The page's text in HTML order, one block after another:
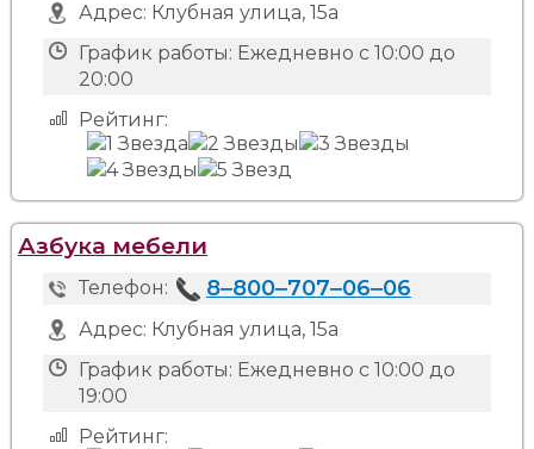
Адрес: Клубная улица, 15а
График работы: Ежедневно с 10:00 до
20:00
Рейтинг:
Азбука мебели
Телефон: 8‒800‒707‒06‒06
Адрес: Клубная улица, 15а
График работы: Ежедневно с 10:00 до
19:00
Рейтинг: